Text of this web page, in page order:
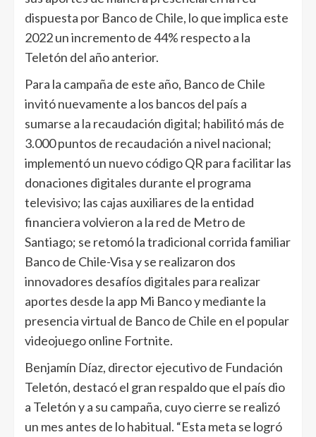
dispuesta por Banco de Chile, lo que implica este
2022 un incremento de 44% respecto a la
Teletón del año anterior.
Para la campaña de este año, Banco de Chile
invitó nuevamente a los bancos del país a
sumarse a la recaudación digital; habilitó más de
3.000 puntos de recaudación a nivel nacional;
implementó un nuevo código QR para facilitar las
donaciones digitales durante el programa
televisivo; las cajas auxiliares de la entidad
financiera volvieron a la red de Metro de
Santiago; se retomó la tradicional corrida familiar
Banco de Chile-Visa y se realizaron dos
innovadores desafíos digitales para realizar
aportes desde la app Mi Banco y mediante la
presencia virtual de Banco de Chile en el popular
videojuego online Fortnite.
Benjamín Díaz, director ejecutivo de Fundación
Teletón, destacó el gran respaldo que el país dio
a Teletón y a su campaña, cuyo cierre se realizó
un mes antes de lo habitual. “Esta meta se logró